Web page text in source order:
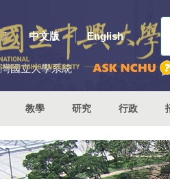
中文版 English
國立大學系統
教學 研究 行政